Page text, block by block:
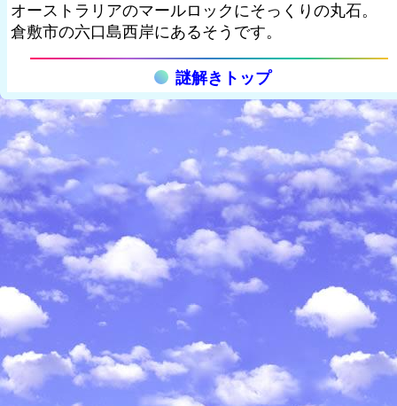
オーストラリアのマールロックにそっくりの丸石。
倉敷市の六口島西岸にあるそうです。
謎解きトップ